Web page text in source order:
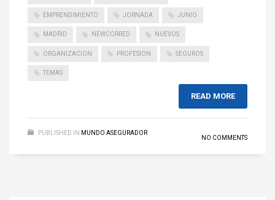
EMPRENDIMIENTO JORNADA JUNIO
MADRID NEWCORRED NUEVOS
ORGANIZACION PROFESION SEGUROS
TEMAS
READ MORE
PUBLISHED IN MUNDO ASEGURADOR
NO COMMENTS